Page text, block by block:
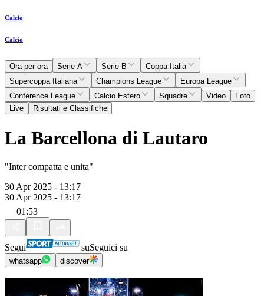
Calcio
Calcio
Ora per ora Serie A Serie B
Coppa Italia
Supercoppa Italiana
Champions League
Europa League
Conference League
Calcio Estero Squadre Video
Foto
Live
Risultati e Classifiche
La Barcellona di Lautaro
"Inter compatta e unita"
30 Apr 2025 - 13:17
30 Apr 2025 - 13:17
01:53
Segui suSeguici su
whatsapp discover